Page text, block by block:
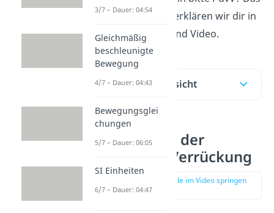
und vieles mehr erklären wir dir in
diesem Beitrag und Video.
Inhaltsübersicht
Das Prinzip der
virtuellen Verrückung
zur Stelle im Video springen
(00:17)
3/7 – Dauer: 04:54
Gleichmäßig
beschleunigte
Bewegung
4/7 – Dauer: 04:43
Bewegungsglei
chungen
5/7 – Dauer: 06:05
SI Einheiten
6/7 – Dauer: 04:47